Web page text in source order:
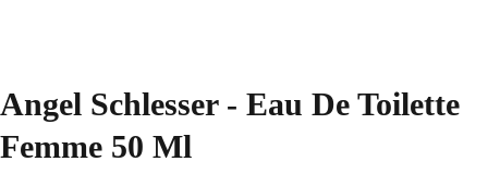
Angel Schlesser - Eau De Toilette
Femme 50 Ml